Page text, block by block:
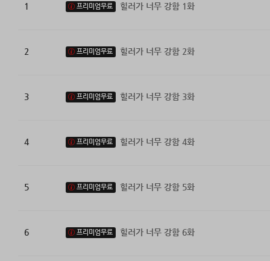
1 프리미엄무료 힐러가 너무 강함 1화
2 프리미엄무료 힐러가 너무 강함 2화
3 프리미엄무료 힐러가 너무 강함 3화
4 프리미엄무료 힐러가 너무 강함 4화
5 프리미엄무료 힐러가 너무 강함 5화
6 프리미엄무료 힐러가 너무 강함 6화